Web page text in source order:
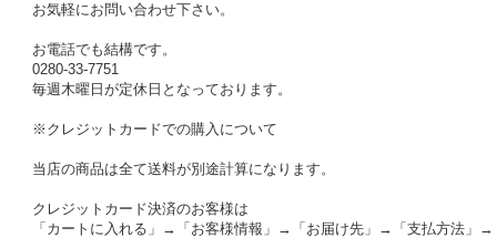
お気軽にお問い合わせ下さい。
お電話でも結構です。
0280-33-7751
毎週木曜日が定休日となっております。
※クレジットカードでの購入について
当店の商品は全て送料が別途計算になります。
クレジットカード決済のお客様は
「カートに入れる」→「お客様情報」→「お届け先」→「支払方法」